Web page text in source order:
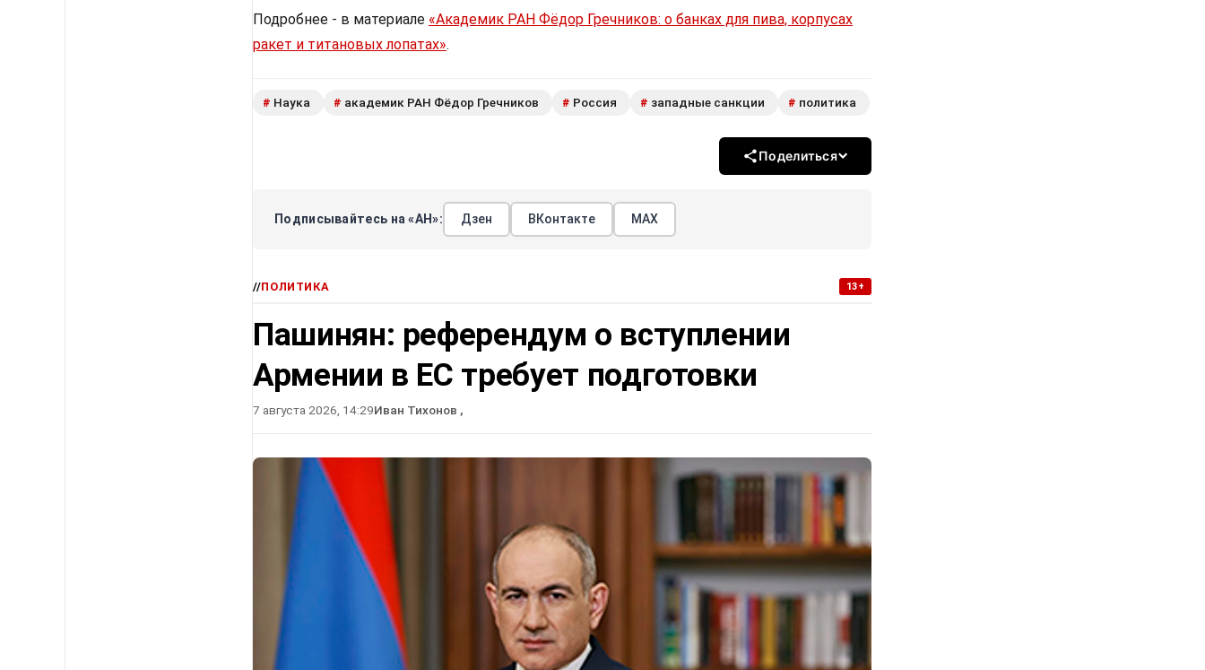
Подробнее - в материале «Академик РАН Фёдор Гречников: о банках для пива, корпусах
ракет и титановых лопатах».
# Наука # академик РАН Фёдор Гречников # Россия # западные санкции # политика
Поделиться
Подписывайтесь на «АН»: Дзен ВКонтакте МАХ
//ПОЛИТИКА 13+
Пашинян: референдум о вступлении
Армении в ЕС требует подготовки
7 августа 2026, 14:29Иван Тихонов ,